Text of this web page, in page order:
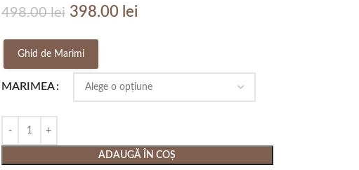
498.00lei 398.00 lei
Ghid de Marimi
MARIMEA
ADAUGĂ ÎN COȘ